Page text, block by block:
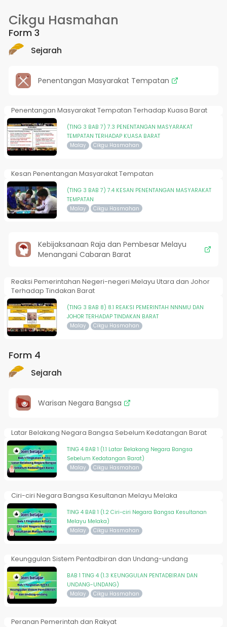
Cikgu Hasmahan
Form 3
Sejarah
Penentangan Masyarakat Tempatan
Penentangan Masyarakat Tempatan Terhadap Kuasa Barat
(TING 3 BAB 7) 7.3 PENENTANGAN MASYARAKAT
TEMPATAN TERHADAP KUASA BARAT
Malay Cikgu Hasmahan
Kesan Penentangan Masyarakat Tempatan
(TING 3 BAB 7) 7.4 KESAN PENENTANGAN MASYARAKAT
TEMPATAN
Malay Cikgu Hasmahan
Kebijaksanaan Raja dan Pembesar Melayu
Menangani Cabaran Barat
Reaksi Pemerintahan Negeri-negeri Melayu Utara dan Johor
Terhadap Tindakan Barat
(TING 3 BAB 8) 8.1 REAKSI PEMERINTAH NNNMU DAN
JOHOR TERHADAP TINDAKAN BARAT
Malay Cikgu Hasmahan
Form 4
Sejarah
Warisan Negara Bangsa
Latar Belakang Negara Bangsa Sebelum Kedatangan Barat
TING 4 BAB 1 (1.1 Latar Belakang Negara Bangsa
Sebelum Kedatangan Barat)
Malay Cikgu Hasmahan
Ciri-ciri Negara Bangsa Kesultanan Melayu Melaka
TING 4 BAB 1 (1.2 Ciri-ciri Negara Bangsa Kesultanan
Melayu Melaka)
Malay Cikgu Hasmahan
Keunggulan Sistem Pentadbiran dan Undang-undang
BAB 1 TING 4 (1.3 KEUNGGULAN PENTADBIRAN DAN
UNDANG-UNDANG)
Malay Cikgu Hasmahan
Peranan Pemerintah dan Rakyat